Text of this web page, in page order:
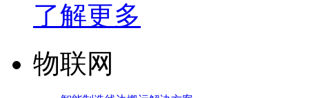
了解更多
物联网